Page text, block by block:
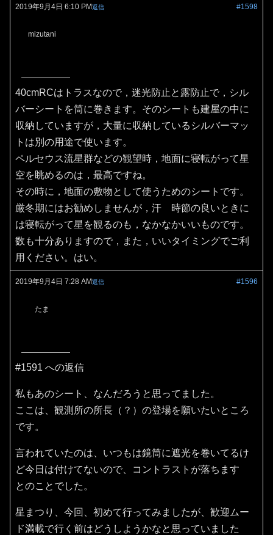
2019年9月4日 6:10 PM #1598
返信
mizutani
40cmRCはトラスなので，迷光防止と露防止で，シル
バーシートを筒に巻きます。そのシートも建屋の中に
収納していますが，大量に収納しているシルバーマッ
トは別の用途で使います。
ペルセウス流星群などの観望時，地面に寝転がって星
空を眺めるのは，最高ですね。
その時に，地面の敷物として使うためのシートです。
厳冬期にはお勧めしませんが，汗 時節の良いときに
は寝転がって星を観るのも，なかなかいいものです。
数も十分ありますので，また，いいタイミングでご利
用ください。はい。
2019年9月4日 7:28 AM #1596
返信
たま
#1591 への返信
私もあのシート、なんだろうと思ってました。
ここは、観測所の所長（？）の登場を願いたいところ
です。
言われていたのは、いつもは鏡筒に遮光を巻いてるけ
ど今日は付けてないので、コントラストが落ちます
とのことでした。
星まつり、今回、初めて行ってみましたが、歓迎ムー
ド満載で行く前はどうしようかなと思っていました